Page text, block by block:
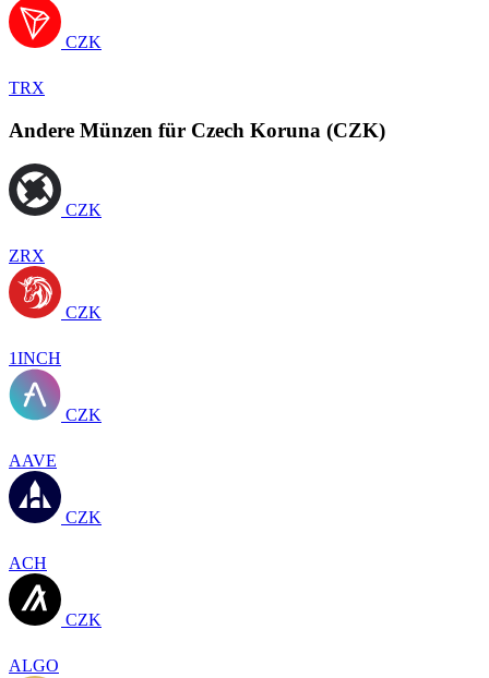
CZK
TRX
Andere Münzen für Czech Koruna (CZK)
CZK
ZRX
CZK
1INCH
CZK
AAVE
CZK
ACH
CZK
ALGO